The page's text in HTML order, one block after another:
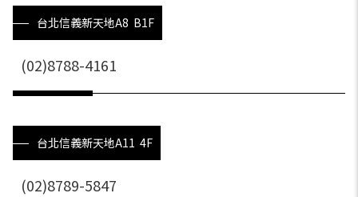
台北信義新天地A8 B1F
(02)8788-4161
台北信義新天地A11 4F
(02)8789-5847